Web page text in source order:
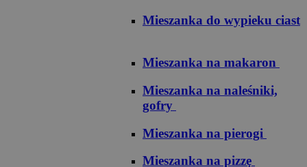
Mieszanka do wypieku ciast
Mieszanka na makaron
Mieszanka na naleśniki,
gofry
Mieszanka na pierogi
Mieszanka na pizzę